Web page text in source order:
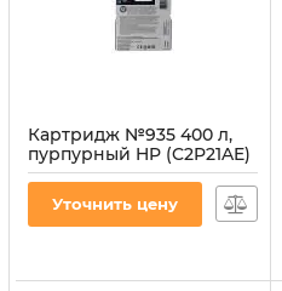
Картридж №935 400 л,
пурпурный HP (C2P21AE)
Артикул:CI-HP-C2P21AE-M
Уточнить цену